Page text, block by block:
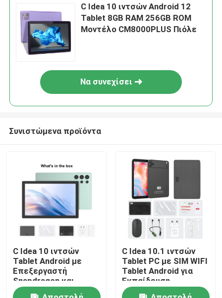
Αρχική Σελίδα
C Idea 10 ιντσών Android 12
Tablet 8GB RAM 256GB ROM
Μοντέλο CM8000PLUS Πιόλε
Να συνεχίσει
Συνιστώμενα προϊόντα
C Idea 10 ιντσών
Tablet Android με
Επεξεργαστή
Snapdragon και
Πληκτρολόγιο για
C Idea 10.1 ιντσών
Tablet PC με SIM WIFI
Tablet Android για
Εκπαίδευση
CM10017air Μαύρο